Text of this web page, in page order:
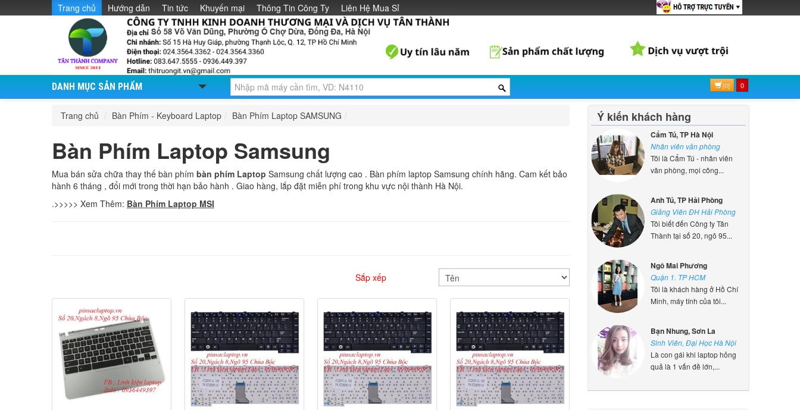
Trang chủ Hướng dẫn Tin tức Khuyến mại Thông Tin Công Ty Liên Hệ Mua Sỉ
DANH MỤC SẢN PHẨM [0] 0
Trang chủ / Bàn Phím - Keyboard Laptop / Bàn Phím Laptop SAMSUNG /
Bàn Phím Laptop Samsung
Mua bán sửa chữa thay thế bàn phím bàn phím Laptop Samsung chất lượng cao . Bàn phím laptop Samsung chính hãng. Cam kết bảo
hành 6 tháng , đổi mới trong thời hạn bảo hành . Giao hàng, lắp đặt miễn phí trong khu vực nội thành Hà Nội.
.>>>>> Xem Thêm: Bàn Phím Laptop MSI
Sắp xếp
Ý kiến khách hàng
Cẩm Tú, TP Hà Nội
Nhân viên văn phòng
Tôi là Cẩm Tú - nhân viên
văn phòng, mọi công...
Anh Tú, TP Hải Phòng
Giảng Viên ĐH Hải Phòng
Tôi biết đến Công ty Tân
Thành tại số 20, ngõ 95...
Ngô Mai Phương
Quận 1. TP HCM
Tôi là khách hàng ở Hồ Chí
Minh, máy tính của tôi...
Bạn Nhung, Sơn La
Sinh Viên, Đại Học Hà Nội
Là con gái khi laptop hỏng
quả là 1 vấn đề lớn,...